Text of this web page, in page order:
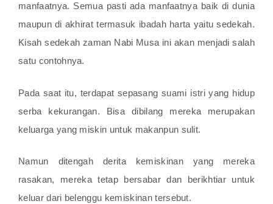
manfaatnya. Semua pasti ada manfaatnya baik di dunia
maupun di akhirat termasuk ibadah harta yaitu sedekah.
Kisah sedekah zaman Nabi Musa ini akan menjadi salah
satu contohnya.
Pada saat itu, terdapat sepasang suami istri yang hidup
serba kekurangan. Bisa dibilang mereka merupakan
keluarga yang miskin untuk makanpun sulit.
Namun ditengah derita kemiskinan yang mereka
rasakan, mereka tetap bersabar dan berikhtiar untuk
keluar dari belenggu kemiskinan tersebut.